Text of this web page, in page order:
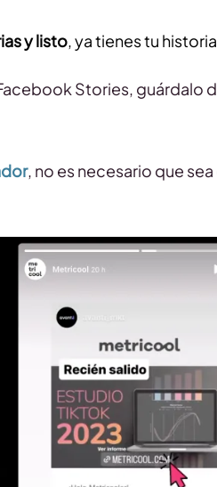
y listo, ya tienes tu
Stories, guárdalo
, no es necesario que